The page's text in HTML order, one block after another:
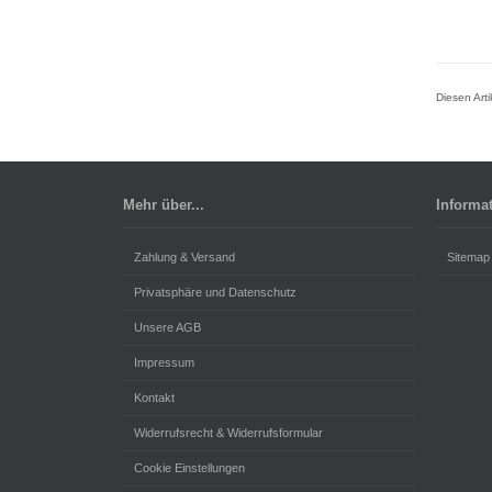
Diesen
Mehr über...
Zahlung & Versand
Privatsphäre und Datenschutz
Unsere AGB
Impressum
Kontakt
Widerrufsrecht & Widerrufsformular
Cookie Einstellungen
Sitemap